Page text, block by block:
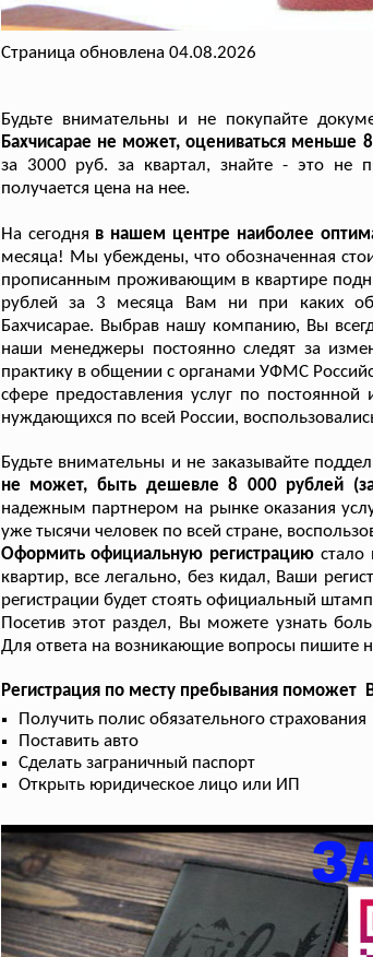
Страница обновлена 04.08.2026
Будьте внимательны и не покупайте
Бахчисарае не может, оцениваться меньше
за 3000 руб. за квартал, знайте - это не
получается цена на нее.
На сегодня в нашем центре наиболее
месяца! Мы убеждены, что обозначенная
прописанным проживающим в квартире
рублей за 3 месяца Вам ни при каких
Бахчисарае. Выбрав нашу компанию, Вы
наши менеджеры постоянно следят за
практику в общении с органами УФМС
сфере предоставления услуг по
нуждающихся по всей России,
Будьте внимательны и не заказывайте
не может, быть дешевле 8 000 рублей
надежным партнером на рынке оказания
уже тысячи человек по всей стране,
Оформить официальную регистрацию
квартир, все легально, без кидал, Ваши
регистрации будет стоять официальный
Посетив этот раздел, Вы можете узнать
Для ответа на возникающие вопросы пишите
Регистрация по месту пребывания поможет
Получить полис обязательного страхования
Поставить авто
Сделать заграничный паспорт
Открыть юридическое лицо или ИП